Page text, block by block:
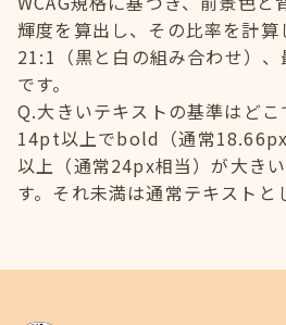
輝度を算出し、その比率を計算
21:1（黒と白の組み合わせ）、
です。
Q.大きいテキストの基準はどこ
14pt以上でbold（通常
以上（通常24px相当）が大き
す。それ未満は通常テキストと